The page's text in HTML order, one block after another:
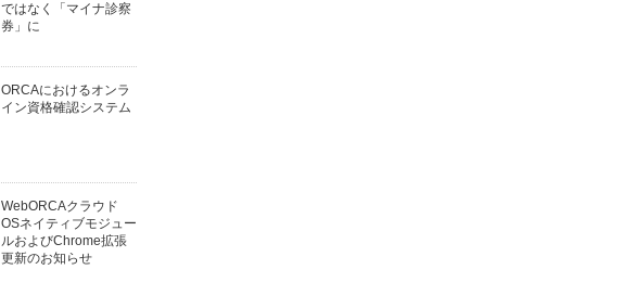
ではなく「マイナ診察
券」に
ORCAにおけるオンラ
イン資格確認システム
WebORCAクラウド
OSネイティブモジュー
ルおよびChrome拡張
更新のお知らせ